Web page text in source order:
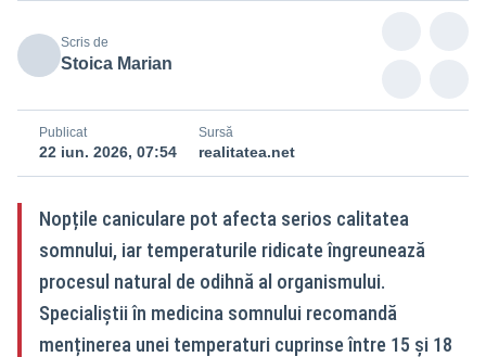
Scris de
Stoica Marian
Publicat
22 iun. 2026, 07:54
Sursă
realitatea.net
Nopțile caniculare pot afecta serios calitatea
somnului, iar temperaturile ridicate îngreunează
procesul natural de odihnă al organismului.
Specialiștii în medicina somnului recomandă
menținerea unei temperaturi cuprinse între 15 și 18